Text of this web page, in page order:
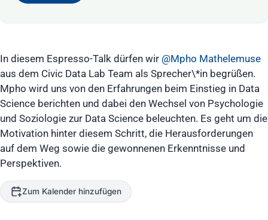
In diesem Espresso-Talk dürfen wir @Mpho Mathelemuse
aus dem Civic Data Lab Team als Sprecher\*in begrüßen.
Mpho wird uns von den Erfahrungen beim Einstieg in Data
Science berichten und dabei den Wechsel von Psychologie
und Soziologie zur Data Science beleuchten. Es geht um die
Motivation hinter diesem Schritt, die Herausforderungen
auf dem Weg sowie die gewonnenen Erkenntnisse und
Perspektiven.
Zum Kalender hinzufügen